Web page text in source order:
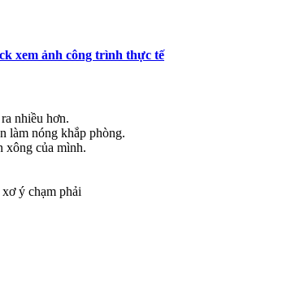
xem ảnh công trình thực tế
nhiều hơn.
làm nóng khắp phòng.
xông của mình.
ý chạm phải